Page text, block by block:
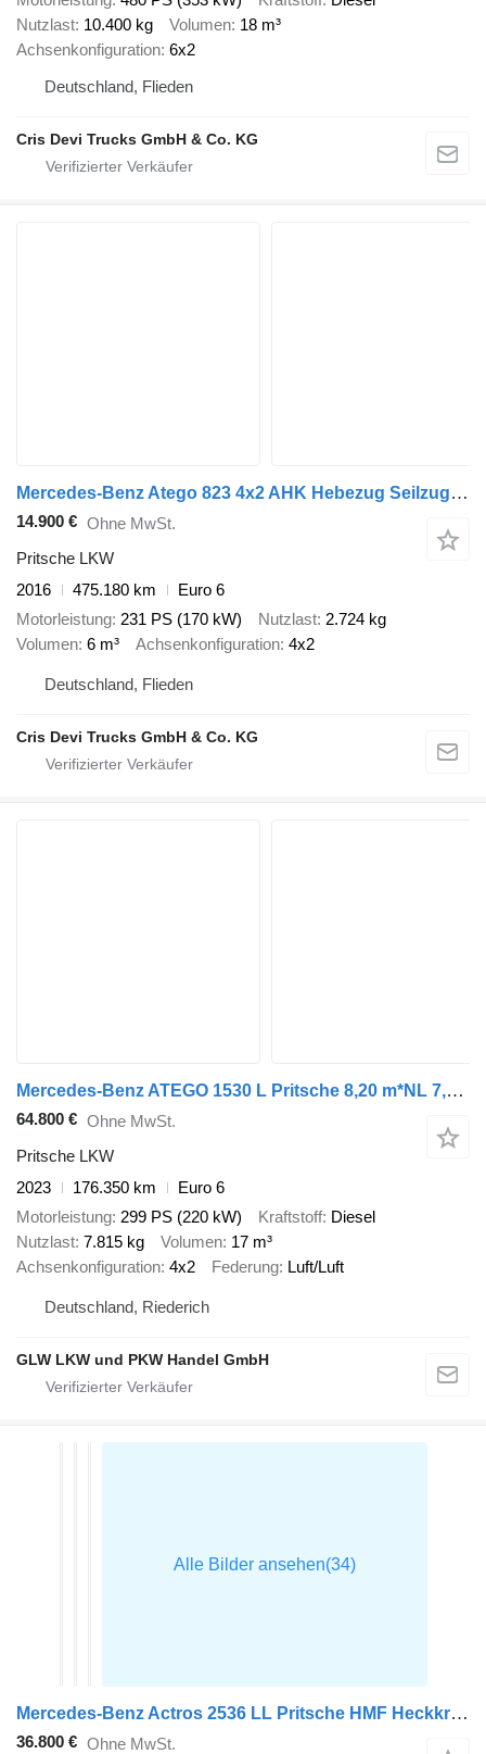
Nutzlast 10.400 kg Volumen 18 m³
Achsenkonfiguration 6x2
Deutschland, Flieden
Cris Devi Trucks GmbH & Co. KG
Mercedes-Benz Atego 823 4x2 AHK Hebezug Seilzug Brennholz
14.900 € Ohne MwSt.
Pritsche LKW
2016
475.180 km
Euro 6
Motorleistung 231 PS (170 kW) Nutzlast 2.724 kg
Volumen 6 m³ Achsenkonfiguration 4x2
Deutschland, Flieden
Cris Devi Trucks GmbH & Co. KG
Mercedes-Benz ATEGO 1530 L Pritsche 8,20 m*NL 7,8 T
64.800 € Ohne MwSt.
Pritsche LKW
2023
176.350 km
Euro 6
Motorleistung 299 PS (220 kW) Kraftstoff Diesel
Nutzlast 7.815 kg Volumen 17 m³
Achsenkonfiguration 4x2 Federung Luft/Luft
Deutschland, Riederich
GLW LKW und PKW Handel GmbH
Mercedes-Benz Actros 2536 LL Pritsche HMF Heckkran m. Zange Baustoff
36.800 € Ohne MwSt.